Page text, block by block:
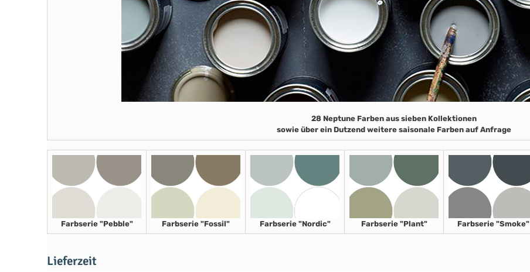
28 Neptune Farben aus sieben Kollektionen
sowie über ein Dutzend weitere saisonale Farben auf Anfrage
Farbserie "Pebble" Farbserie "Fossil" Farbserie "Nordic" Farbserie "Plant" Farbserie "Smoke"
Lieferzeit